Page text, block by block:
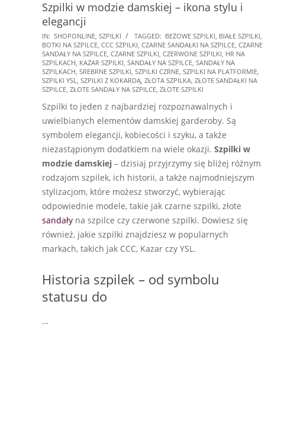
Szpilki w modzie damskiej – ikona stylu i
elegancji
2025-
01-
28
IN: SHOPONLINE, SZPILKI TAGGED: BEŻOWE SZPILKI, BIAŁE SZPILKI,
BOTKI NA SZPILCE, CCC SZPILKI, CZARNE SANDAŁKI NA SZPILCE, CZARNE
SANDAŁY NA SZPILCE, CZARNE SZPILKI, CZERWONE SZPILKI, HR NA
SZPILKACH, KAZAR SZPILKI, SANDAŁY NA SZPILCE, SANDAŁY NA
SZPILKACH, SREBRNE SZPILKI, SZPILKI CZRNE, SZPILKI NA PLATFORMIE,
SZPILKI YSL, SZPILKI Z KOKARDĄ, ZŁOTA SZPILKA, ZŁOTE SANDAŁKI NA
SZPILCE, ZŁOTE SANDAŁY NA SZPILCE, ZŁOTE SZPILKI
Szpilki to jeden z najbardziej rozpoznawalnych i
uwielbianych elementów damskiej garderoby. Są
symbolem elegancji, kobiecości i szyku, a także
niezastąpionym dodatkiem na wiele okazji. Szpilki w
modzie damskiej – dzisiaj przyjrzymy się bliżej różnym
rodzajom szpilek, ich historii, a także najmodniejszym
stylizacjom, które możesz stworzyć, wybierając
odpowiednie modele, takie jak czarne szpilki, złote
sandały na szpilce czy czerwone szpilki. Dowiesz się
również, jakie szpilki znajdziesz w popularnych
markach, takich jak CCC, Kazar czy YSL.
Historia szpilek – od symbolu
statusu do
…